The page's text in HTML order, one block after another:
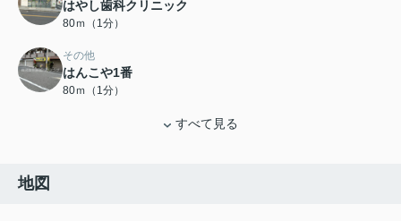
はやし歯科クリニック
80ｍ（1分）
その他
はんこや1番
80ｍ（1分）
すべて見る
地図